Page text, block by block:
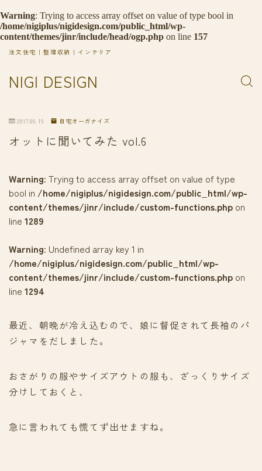
Warning: Trying to access array offset on value of type bool in
/home/nigiplus/nigidesign.com/public_html/wp-
content/themes/jinr/include/head/ogp.php on line 157
NIGI DESIGN
注文住宅｜整理収納｜インテリア
2017.09.19 自宅オーガナイズ
オットに聞いてみた vol.6
Warning: Trying to access array offset on value of type
bool in /home/nigiplus/nigidesign.com/public_html/wp-
content/themes/jinr/include/custom-functions.php on
line 1289
Warning: Undefined array key 1 in
/home/nigiplus/nigidesign.com/public_html/wp-
content/themes/jinr/include/custom-functions.php on
line 1294
最近、朝晩が冷え込むので、娘に督促されて長袖のパ
ジャマをだしました。
おさがりの服やサイズアウトの服も、ざっくりサイズ
分けしておくと、
急に言われても慌てず出せますね。